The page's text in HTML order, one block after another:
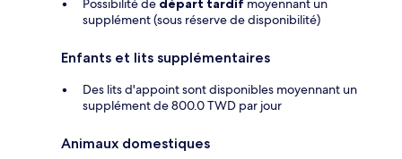
Possibilité de départ tardif moyennant un
supplément (sous réserve de disponibilité)
Enfants et lits supplémentaires
Des lits d'appoint sont disponibles moyennant un
supplément de 800.0 TWD par jour
Animaux domestiques